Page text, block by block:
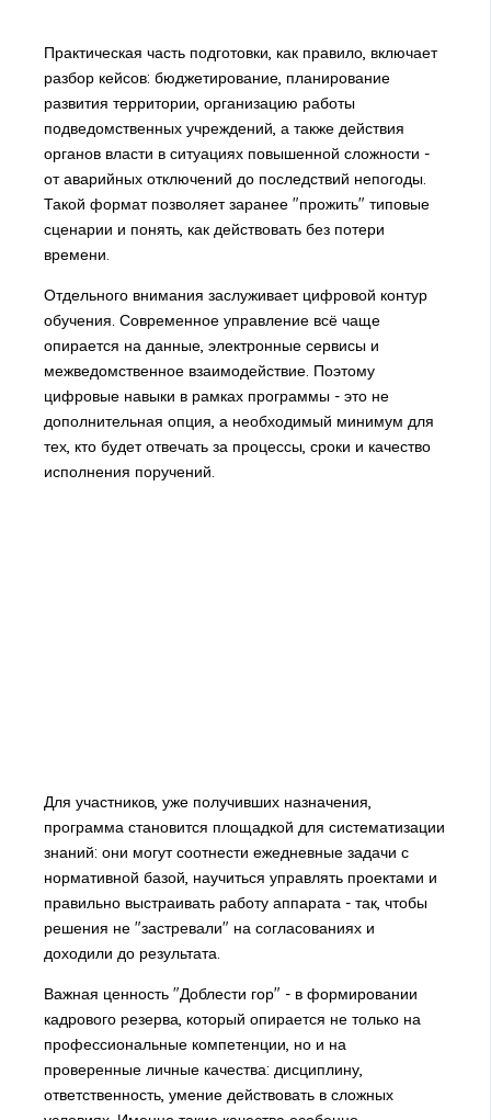
Практическая часть подготовки, как правило, включает
разбор кейсов: бюджетирование, планирование
развития территории, организацию работы
подведомственных учреждений, а также действия
органов власти в ситуациях повышенной сложности -
от аварийных отключений до последствий непогоды.
Такой формат позволяет заранее "прожить" типовые
сценарии и понять, как действовать без потери
времени.
Отдельного внимания заслуживает цифровой контур
обучения. Современное управление всё чаще
опирается на данные, электронные сервисы и
межведомственное взаимодействие. Поэтому
цифровые навыки в рамках программы - это не
дополнительная опция, а необходимый минимум для
тех, кто будет отвечать за процессы, сроки и качество
исполнения поручений.
Для участников, уже получивших назначения,
программа становится площадкой для систематизации
знаний: они могут соотнести ежедневные задачи с
нормативной базой, научиться управлять проектами и
правильно выстраивать работу аппарата - так, чтобы
решения не "застревали" на согласованиях и
доходили до результата.
Важная ценность "Доблести гор" - в формировании
кадрового резерва, который опирается не только на
профессиональные компетенции, но и на
проверенные личные качества: дисциплину,
ответственность, умение действовать в сложных